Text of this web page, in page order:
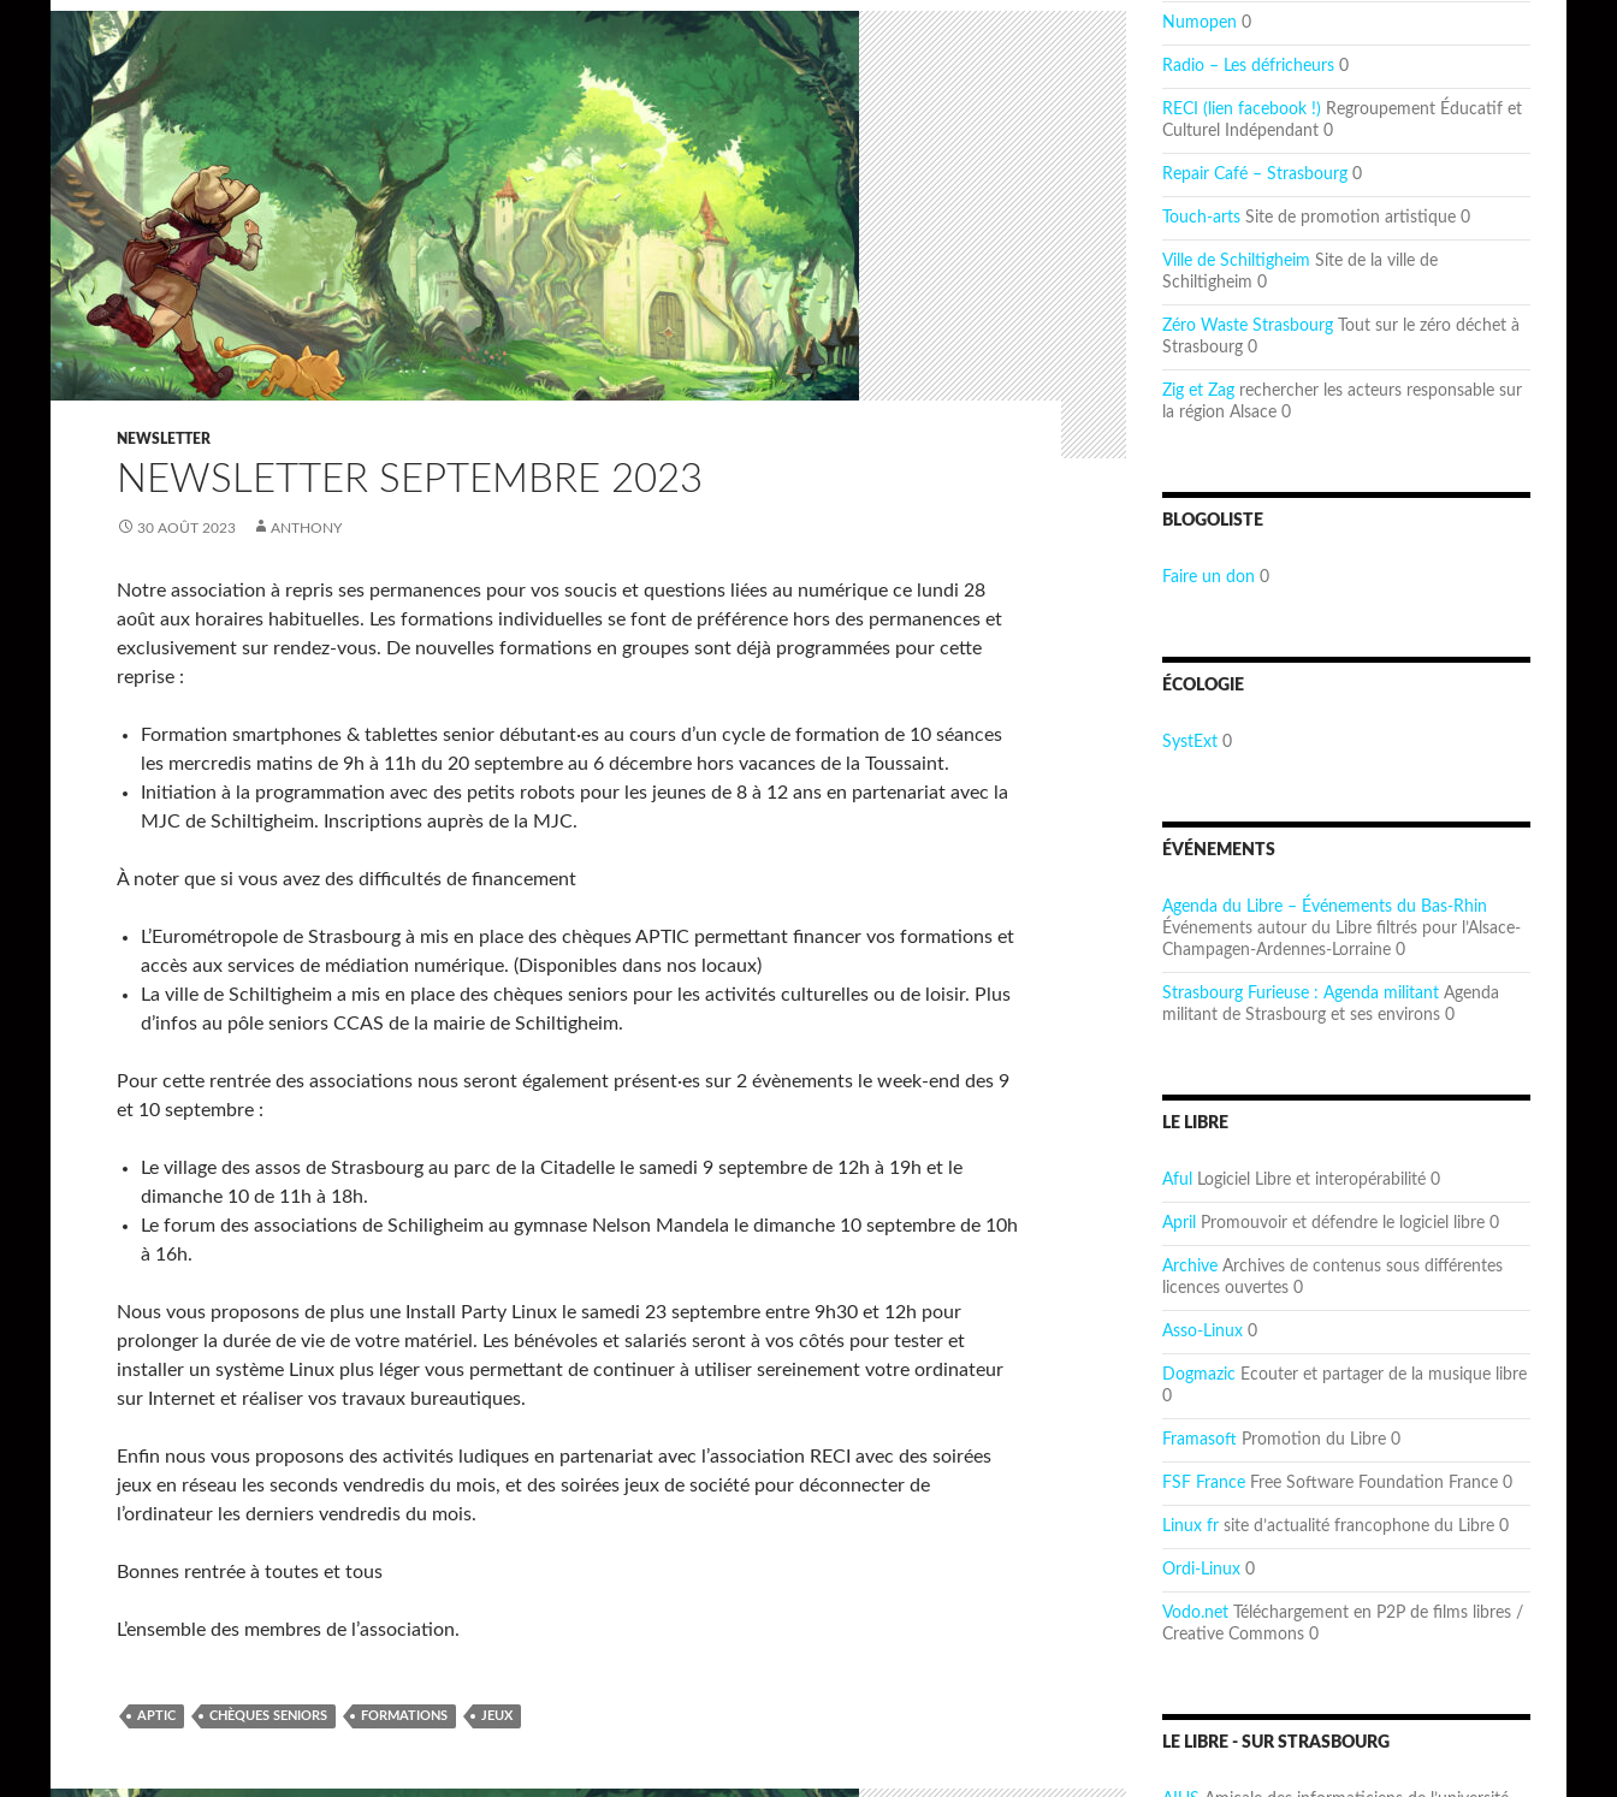
NEWSLETTER
NEWSLETTER SEPTEMBRE 2023
30 AOÛT 2023 ANTHONY
Notre association à repris ses permanences pour vos soucis et questions liées au numérique ce lundi 28
août aux horaires habituelles. Les formations individuelles se font de préférence hors des permanences et
exclusivement sur rendez-vous. De nouvelles formations en groupes sont déjà programmées pour cette
reprise :
Formation smartphones & tablettes senior débutant·es au cours d’un cycle de formation de 10 séances
les mercredis matins de 9h à 11h du 20 septembre au 6 décembre hors vacances de la Toussaint.
Initiation à la programmation avec des petits robots pour les jeunes de 8 à 12 ans en partenariat avec la
MJC de Schiltigheim. Inscriptions auprès de la MJC.
À noter que si vous avez des difficultés de financement
L’Eurométropole de Strasbourg à mis en place des chèques APTIC permettant financer vos formations et
accès aux services de médiation numérique. (Disponibles dans nos locaux)
La ville de Schiltigheim a mis en place des chèques seniors pour les activités culturelles ou de loisir. Plus
d’infos au pôle seniors CCAS de la mairie de Schiltigheim.
Pour cette rentrée des associations nous seront également présent·es sur 2 évènements le week-end des 9
et 10 septembre :
Le village des assos de Strasbourg au parc de la Citadelle le samedi 9 septembre de 12h à 19h et le
dimanche 10 de 11h à 18h.
Le forum des associations de Schiligheim au gymnase Nelson Mandela le dimanche 10 septembre de 10h
à 16h.
Nous vous proposons de plus une Install Party Linux le samedi 23 septembre entre 9h30 et 12h pour
prolonger la durée de vie de votre matériel. Les bénévoles et salariés seront à vos côtés pour tester et
installer un système Linux plus léger vous permettant de continuer à utiliser sereinement votre ordinateur
sur Internet et réaliser vos travaux bureautiques.
Enfin nous vous proposons des activités ludiques en partenariat avec l’association RECI avec des soirées
jeux en réseau les seconds vendredis du mois, et des soirées jeux de société pour déconnecter de
l’ordinateur les derniers vendredis du mois.
Bonnes rentrée à toutes et tous
L’ensemble des membres de l’association.
APTIC CHÈQUES SENIORS FORMATIONS JEUX
Numopen 0
Radio – Les défricheurs 0
RECI (lien facebook !) Regroupement Éducatif et
Culturel Indépendant 0
Repair Café – Strasbourg 0
Touch-arts Site de promotion artistique 0
Ville de Schiltigheim Site de la ville de
Schiltigheim 0
Zéro Waste Strasbourg Tout sur le zéro déchet à
Strasbourg 0
Zig et Zag rechercher les acteurs responsable sur
la région Alsace 0
BLOGOLISTE
Faire un don 0
ÉCOLOGIE
SystExt 0
ÉVÉNEMENTS
Agenda du Libre – Événements du Bas-Rhin
Événements autour du Libre filtrés pour l’Alsace-
Champagen-Ardennes-Lorraine 0
Strasbourg Furieuse : Agenda militant Agenda
militant de Strasbourg et ses environs 0
LE LIBRE
Aful Logiciel Libre et interopérabilité 0
April Promouvoir et défendre le logiciel libre 0
Archive Archives de contenus sous différentes
licences ouvertes 0
Asso-Linux 0
Dogmazic Ecouter et partager de la musique libre
0
Framasoft Promotion du Libre 0
FSF France Free Software Foundation France 0
Linux fr site d’actualité francophone du Libre 0
Ordi-Linux 0
Vodo.net Téléchargement en P2P de films libres /
Creative Commons 0
LE LIBRE - SUR STRASBOURG